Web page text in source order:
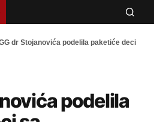
dr Stojanovića podelila paketiće deci
podelila